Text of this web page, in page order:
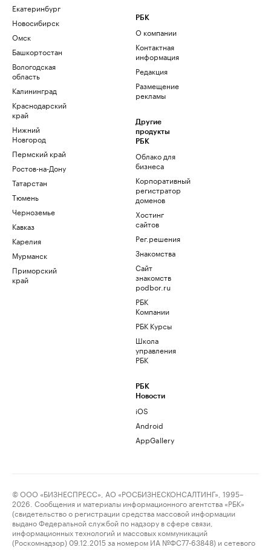
Екатеринбург
Новосибирск
Омск
Башкортостан
Вологодская
область
Калининград
Краснодарский
край
Нижний
Новгород
Пермский край
Ростов-на-Дону
Татарстан
Тюмень
Черноземье
Кавказ
Карелия
Мурманск
Приморский
край
РБК
О компании
Контактная
информация
Редакция
Размещение
рекламы
Другие
продукты
РБК
Облако для
бизнеса
Корпоративный
регистратор
доменов
Хостинг
сайтов
Рег.решения
Знакомства
Сайт
знакомств
podbor.ru
РБК
Компании
РБК Курсы
Школа
управления
РБК
РБК
Новости
iOS
Android
AppGallery
© ООО «БИЗНЕСПРЕСС», АО «РОСБИЗНЕСКОНСАЛТИНГ», 1995–
2026. Сообщения и материалы информационного агентства «РБК»
(свидетельство о регистрации средства массовой информации
выдано Федеральной службой по надзору в сфере связи,
информационных технологий и массовых коммуникаций
(Роскомнадзор) 09.12.2015 за номером ИА №ФС77-63848) и сетевого